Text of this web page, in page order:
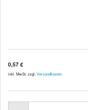
0,57 €
inkl. MwSt. zzgl. Versandkosten